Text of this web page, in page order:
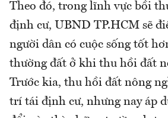
Theo đó, trong lĩnh vực bồi
định cư, UBND TP.HCM sẽ
người dân có cuộc sống tốt
thường đất ở khi thu hồi đất
Trước kia, thu hồi đất nông
trí tái định cư, nhưng nay áp